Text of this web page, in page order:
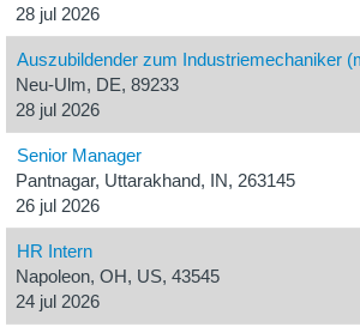
28 jul 2026
Auszubildender zum Industriemechaniker
Neu-Ulm, DE, 89233
28 jul 2026
Senior Manager
Pantnagar, Uttarakhand, IN, 263145
26 jul 2026
HR Intern
Napoleon, OH, US, 43545
24 jul 2026